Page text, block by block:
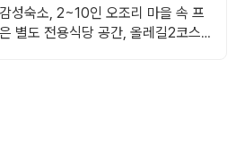
성숙소, 2~10인 오조리 마을 속 프
별도 전용식당 공간, 올레길2코스